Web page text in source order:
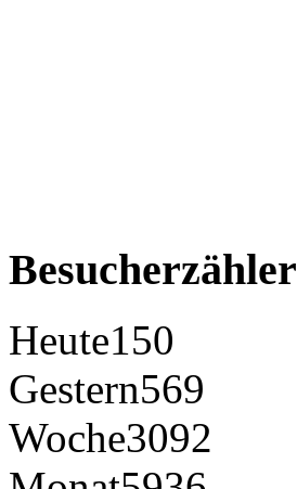
Besucherzähler
Heute150
Gestern569
Woche3092